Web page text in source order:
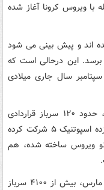
با ویروس کرونا آغاز شده
شده اند و پیش بینی می شود
پایان سال به ۸۰ هزار نفر برسد. این درحالی است که
۵ را در اواخر سپتامبر سال جاری میلادی
به نوشته مسکو تایمز در سال جاری میلادی، حدود ۱۲۰ سرباز قراردادی
روسیه در تحقیقات مدنی و نظامی نسخه یخ زده اسپوتنیک ۵ شرکت کرده
با فناوری آدنو ویروس ساخته شده، هم
از زمان شیوع ویروس کرونا در روسیه در ماه مارس، بیش از ۴۱۰۰ سرباز